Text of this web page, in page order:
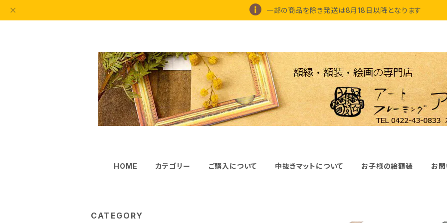
一部の商品を除き発送は8月18日以降となります
HOME カテゴリー ご購入について 中抜きマットについて お子様の絵額装 お
CATEGORY